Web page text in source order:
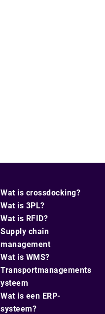
Wat is crossdocking?
Wat is 3PL?
Wat is RFID?
Supply chain
management
Wat is WMS?
Transportmanagements
ysteem
Wat is een ERP-
systeem?